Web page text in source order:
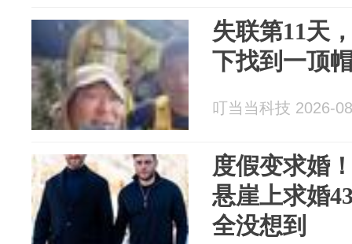
失联第11天
下找到一顶
叮当当科技 2026-
度假变求婚
悬崖上求婚
全没想到